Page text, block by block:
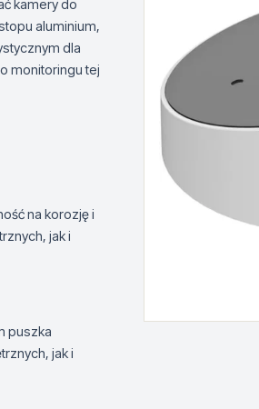
kamery do
aluminium,
dla
monitoringu tej
na korozję i
jak i
puszka
jak i